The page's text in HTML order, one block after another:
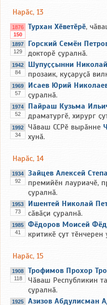
Нарӑс, 13
1876
150
Турхан Хӗветӗрӗ,
1897
129
Горский Семён
докторӗ ҫуралнӑ.
1942
84
Шупуҫҫынни
прозаик, куҫаруҫӑ
1969
57
Исаев Юрий
ҫуралнӑ.
1974
52
Пайраш Кузьма
драматургӗ, хирург
1992
34
Чӑваш ССРӗ вырӑнне
хунӑ.
Нарӑс, 14
1934
92
Зайцев Алексей
премийӗн лауриачӗ,
ҫуралнӑ.
1953
73
Ишентей Николай
сӑвӑҫи ҫуралнӑ.
1985
41
Фёдоров Моисей
критикӗ ҫут тӗнчерен
Нарӑс, 15
1908
118
Трофимов Прохор
Чӑваш Республикин
ҫуралнӑ.
1925 Азизов Абдулисман